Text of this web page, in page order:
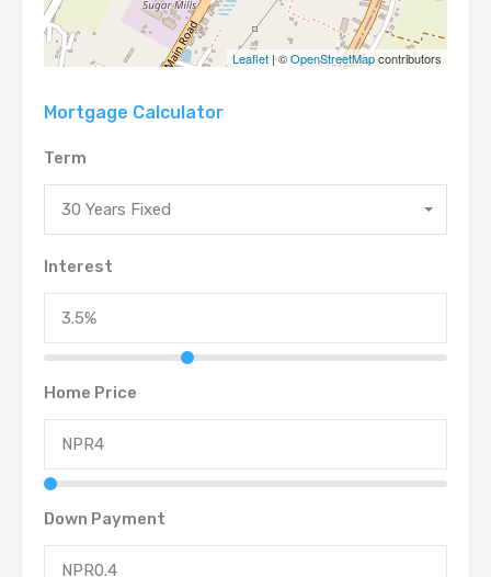
Leaflet | ©OpenStreetMapcontributors
Mortgage Calculator
Term
30 Years Fixed
Interest
Home Price
Down Payment